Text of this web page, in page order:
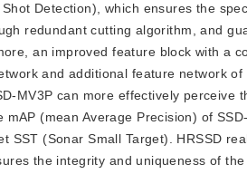
Detection), which ensures the
redundant cutting algorithm, and
an improved feature block with a
and additional feature network
MV3P can more effectively perceive
(mean Average Precision) of
(Sonar Small Target). HRSSD
the integrity and uniqueness of